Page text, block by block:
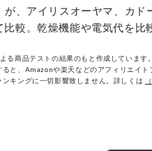
が、アイリスオーヤマ、カ
較。乾燥機能や電気代を比
る商品テストの結果のもと作成しています。
と、Amazonや楽天などのアフィリエイ
キングに一切影響致しません。詳しくは